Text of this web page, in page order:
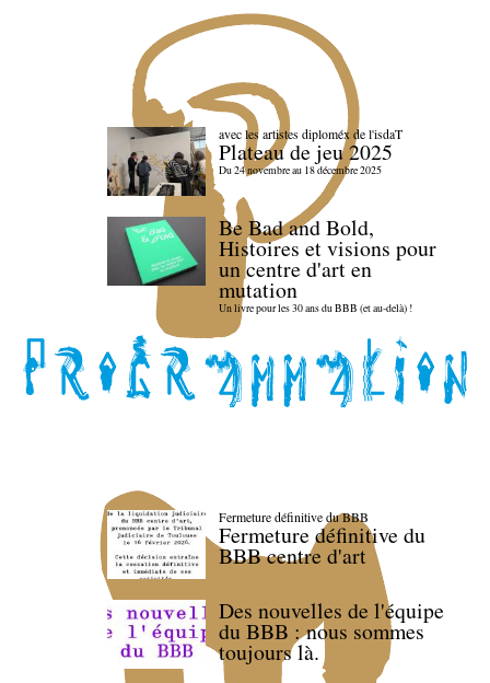
avec les artistes diploméx de l'isdaT
Plateau de jeu 2025
Du 24 novembre au 18 décembre 2025
Be Bad and Bold,
Histoires et visions pour
un centre d'art en
mutation
Un livre pour les 30 ans du BBB (et au-delà) !
Fermeture définitive du BBB
Fermeture définitive du
BBB centre d'art
Des nouvelles de l'équipe
du BBB : nous sommes
toujours là.